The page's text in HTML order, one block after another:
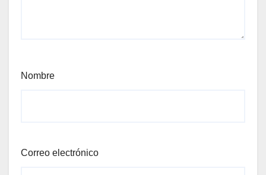
Nombre
Correo electrónico